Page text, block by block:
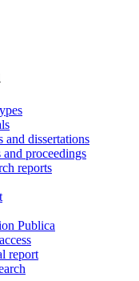
and dissertations
proceedings
reports
Publica
report